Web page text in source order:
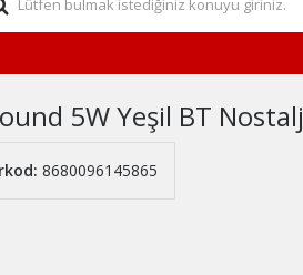
5W Yeşil BT
8680096145865